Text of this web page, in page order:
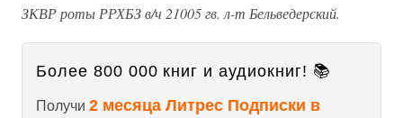
ЗКВР роты РРХБЗ в/ч 21005 гв. л-т Бельведерский.
Более 800 000 книг и аудиокниг! 📚
Получи 2 месяца Литрес Подписки в